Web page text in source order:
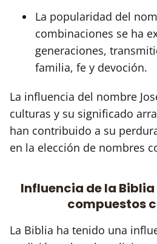
La popularidad del
combinaciones se ha
generaciones,
familia, fe y devoción.
La influencia del nombre
culturas y su significado
han contribuido a su
en la elección de nombres
Influencia de la
compuestos
La Biblia ha tenido una